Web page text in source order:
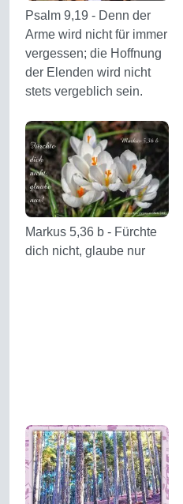
Psalm 9,19 - Denn der
Arme wird nicht für immer
vergessen; die Hoffnung
der Elenden wird nicht
stets vergeblich sein.
Markus 5,36 b - Fürchte
dich nicht, glaube nur